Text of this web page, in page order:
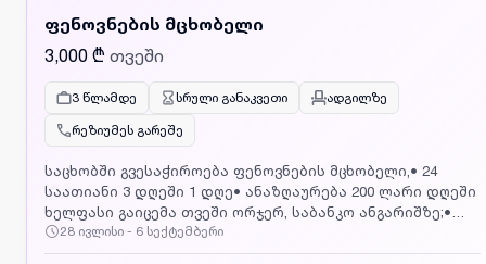
ფენოვნების მცხობელი
3,000 ₾ თვეში
3 წლამდე სრული განაკვეთი
ადგილზე
რეზიუმეს გარეშე
საცხობში გვესაჭიროება ფენოვნების მცხობელი,• 24
საათიანი 3 დღეში 1 დღე• ანაზღაურება 200 ლარი დღეში
ხელფასი გაიცემა თვეში ორჯერ, საბანკო ანგარიშზე;•
მოვალეობები: ფენოვანი და ნახევრადფენოვან ცომში
პროდუქციის ცხობა (მცხობელს არ ეხება ცომისა და
28 ივლისი - 6 სექტემბერი